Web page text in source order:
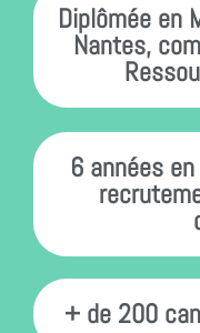
Diplômée en
Nantes,
6 années
+ de 200